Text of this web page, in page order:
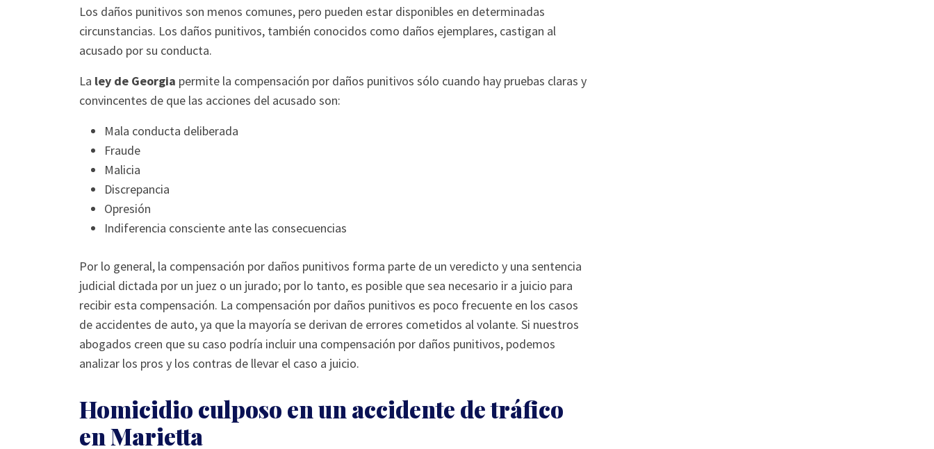
Los daños punitivos son menos comunes, pero pueden estar disponibles en determinadas
circunstancias. Los daños punitivos, también conocidos como daños ejemplares, castigan al
acusado por su conducta.
La ley de Georgia permite la compensación por daños punitivos sólo cuando hay pruebas claras y
convincentes de que las acciones del acusado son:
Mala conducta deliberada
Fraude
Malicia
Discrepancia
Opresión
Indiferencia consciente ante las consecuencias
Por lo general, la compensación por daños punitivos forma parte de un veredicto y una sentencia
judicial dictada por un juez o un jurado; por lo tanto, es posible que sea necesario ir a juicio para
recibir esta compensación. La compensación por daños punitivos es poco frecuente en los casos
de accidentes de auto, ya que la mayoría se derivan de errores cometidos al volante. Si nuestros
abogados creen que su caso podría incluir una compensación por daños punitivos, podemos
analizar los pros y los contras de llevar el caso a juicio.
Homicidio culposo en un accidente de tráfico
en Marietta